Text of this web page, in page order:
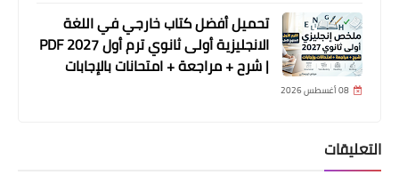
تحميل أفضل كتاب خارجي في اللغة
الانجليزية أولى ثانوي ترم أول 2027 PDF
| شرح + مراجعة + امتحانات بالإجابات
08 أغسطس 2026
التعليقات